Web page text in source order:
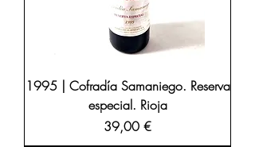
1995 | Cofradía Samaniego. Reserva
especial. Rioja
Precio
39,00 €